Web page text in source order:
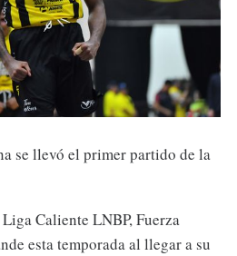
se llevó el primer partido de la
Caliente LNBP, Fuerza
esta temporada al llegar a su